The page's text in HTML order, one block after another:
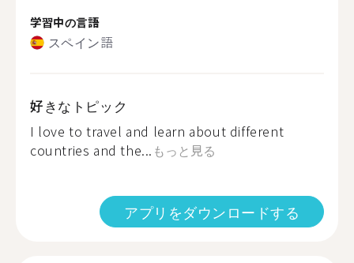
学習中の言語
スペイン語
好きなトピック
I love to travel and learn about different
countries and the... もっと見る
アプリをダウンロードする